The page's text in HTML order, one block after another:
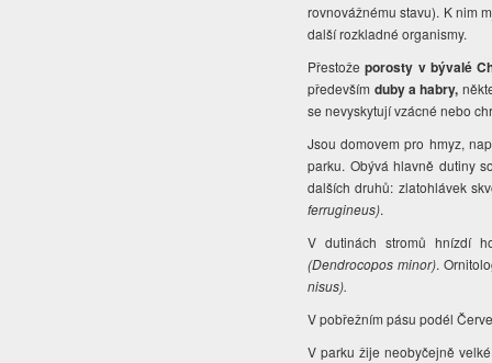
rovnovážnému stavu). K nim
další rozkladné organismy.
Přestožeporosty v bývalé
především duby a habry,
se nevyskytují vzácné nebo
Jsou domovem pro hmyz,
parku. Obývá hlavně dutiny
dalších druhů: zlatohlávek
ferrugineus).
V dutinách stromů hnízdí
(Dendrocopos minor).
nisus).
V pobřežním pásu podél
V parku žije neobyčejně